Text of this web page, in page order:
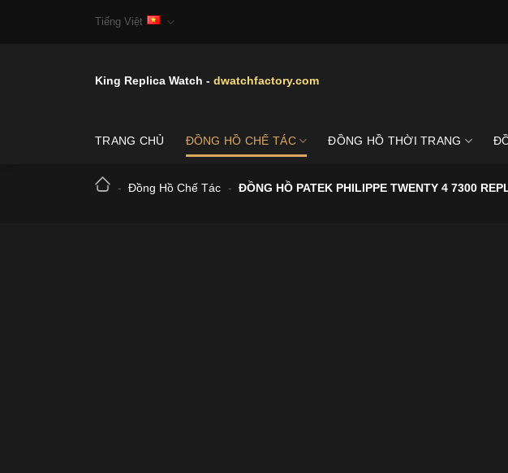
Tiếng Việt
King Replica Watch - dwatchfactory.com
TRANG CHỦ ĐỒNG HỒ CHẾ TÁC ĐỒNG HỒ THỜI TRANG
- Đồng Hồ Chế Tác - ĐỒNG HỒ PATEK PHILIPPE TWENTY 4 7300